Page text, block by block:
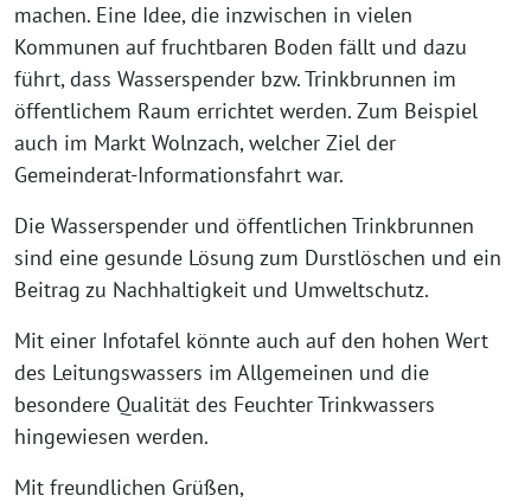
machen. Eine Idee, die inzwischen in vielen
Kommunen auf fruchtbaren Boden fällt und dazu
führt, dass Wasserspender bzw. Trinkbrunnen im
öffentlichem Raum errichtet werden. Zum Beispiel
auch im Markt Wolnzach, welcher Ziel der
Gemeinderat-Informationsfahrt war.
Die Wasserspender und öffentlichen Trinkbrunnen
sind eine gesunde Lösung zum Durstlöschen und ein
Beitrag zu Nachhaltigkeit und Umweltschutz.
Mit einer Infotafel könnte auch auf den hohen Wert
des Leitungswassers im Allgemeinen und die
besondere Qualität des Feuchter Trinkwassers
hingewiesen werden.
Mit freundlichen Grüßen,